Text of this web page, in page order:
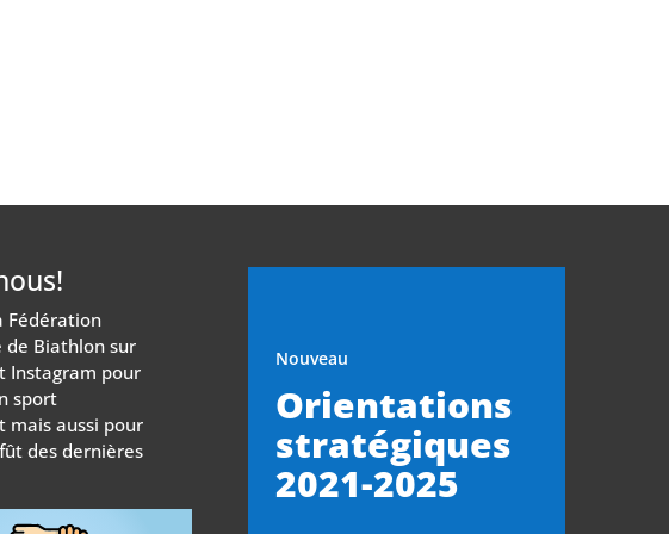
Fédération
de Biathlon sur
Instagram pour
sport
mais aussi pour
des dernières
Nouveau
Orientations
stratégiques
2021-2025